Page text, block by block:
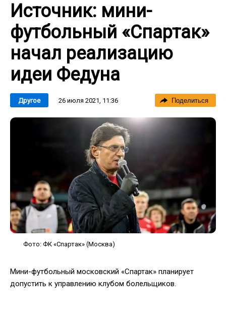
Источник: мини-
футбольный «Спартак»
начал реализацию
идеи Федуна
Другое 26 июля 2021, 11:36 Поделиться
Фото: ФК «Спартак» (Москва)
Мини-футбольный московский «Спартак» планирует
допустить к управлению клубом болельщиков.